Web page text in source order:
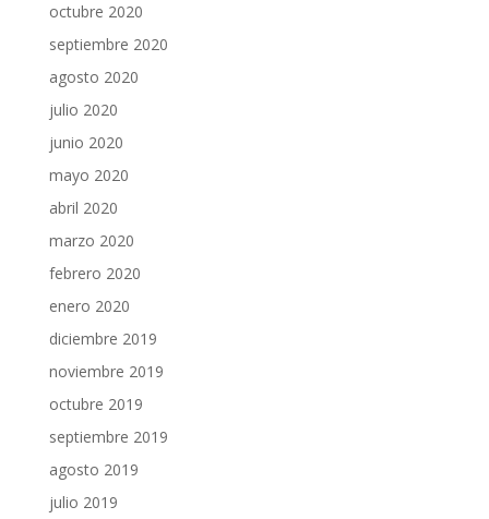
octubre 2020
septiembre 2020
agosto 2020
julio 2020
junio 2020
mayo 2020
abril 2020
marzo 2020
febrero 2020
enero 2020
diciembre 2019
noviembre 2019
octubre 2019
septiembre 2019
agosto 2019
julio 2019